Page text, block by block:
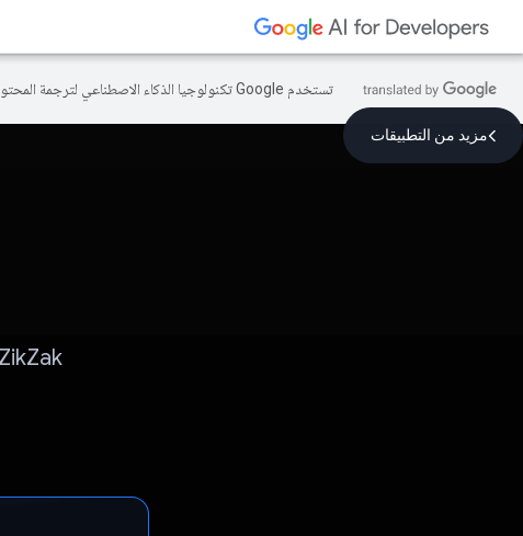
تستخدم Google تكنولوجيا الذكاء الاصطناعي لترجمة المحتوى إلى لغتك المفضّلة، وقد تتضمّن بعض الأخطاء.
مزيد من التطبيقات
‫ZikZak (مقارنة) أسعار المنتجات على ملايين المنتجات بنقرتَين